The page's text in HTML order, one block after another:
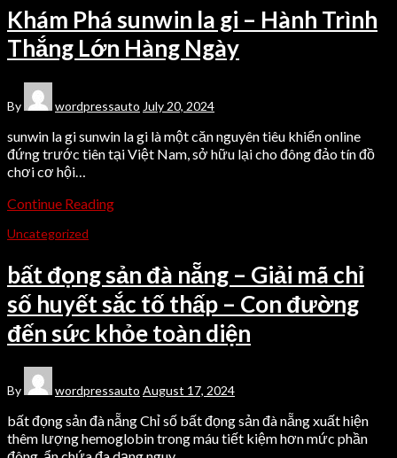
Khám Phá sunwin la gi – Hành Trình
Thắng Lớn Hàng Ngày
By wordpressauto July 20, 2024
sunwin la gi sunwin la gi là một căn nguyên tiêu khiển online
đứng trước tiên tại Việt Nam, sở hữu lại cho đông đảo tín đồ
chơi cơ hội…
Continue Reading
Uncategorized
bất đọng sản đà nẵng – Giải mã chỉ
số huyết sắc tố thấp – Con đường
đến sức khỏe toàn diện
By wordpressauto August 17, 2024
bất đọng sản đà nẵng Chỉ số bất đọng sản đà nẵng xuất hiện
thêm lượng hemoglobin trong máu tiết kiệm hơn mức phần